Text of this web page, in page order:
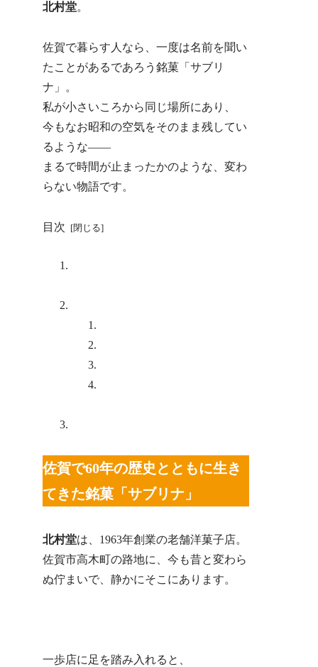
北村堂。
佐賀で暮らす人なら、一度は名前を聞い
たことがあるであろう銘菓「サブリ
ナ」。
私が小さいころから同じ場所にあり、
今もなお昭和の空気をそのまま残してい
るような——
まるで時間が止まったかのような、変わ
らない物語です。
目次
佐賀で60年の歴史とともに生き
てきた銘菓「サブリナ」
北村堂は、1963年創業の老舗洋菓子店。
佐賀市高木町の路地に、今も昔と変わら
ぬ佇まいで、静かにそこにあります。
一歩店に足を踏み入れると、